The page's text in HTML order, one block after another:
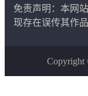
免责声明：本网
现存在误传其作
Copyright